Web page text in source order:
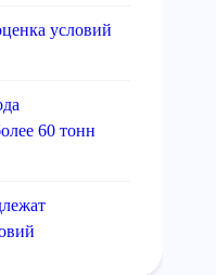
условий
60 тонн